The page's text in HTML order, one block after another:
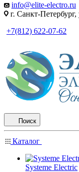
info@elite-electro.ru
г. Санкт-
+7(812) 622-07-62
Поиск
Каталог
Systeme Electric